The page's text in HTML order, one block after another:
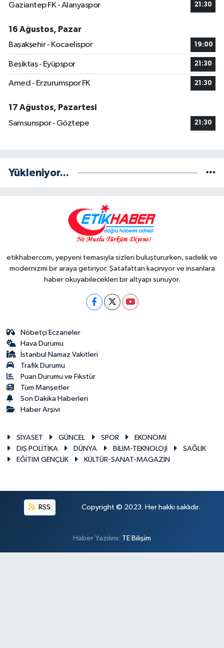
Gaziantep FK - Alanyaspor 21:30
16 Ağustos, Pazar
Başakşehir - Kocaelispor
19:00
Beşiktaş - Eyüpspor 21:30
Amed - Erzurumspor FK 21:30
17 Ağustos, Pazartesi
Samsunspor - Göztepe
21:30
Yükleniyor...
etikhabercom, yepyeni temasıyla sizleri buluştururken, sadelik ve
modernizmi bir araya getiriyor. Şatafattan kaçınıyor ve insanlara
haber okuyabilecekleri bir altyapı sunuyor.
Nöbetçi Eczaneler
Hava Durumu
İstanbul Namaz Vakitleri
Trafik Durumu
Puan Durumu ve Fikstür
Tüm Manşetler
Son Dakika Haberleri
Haber Arşivi
SİYASET GÜNCEL SPOR
EKONOMİ
DIŞ POLİTİKA
DÜNYA BİLİM-TEKNOLOJİ
SAĞLIK
EĞİTİM GENÇLİK
KÜLTÜR-SANAT-MAGAZİN
RSS Copyright © 2023. Her hakkı saklıdır.
Haber Yazılımı: TE Bilişim